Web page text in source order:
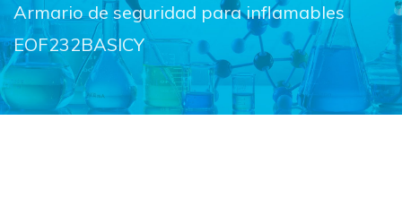
Armario de seguridad para inflamables
EOF232BASICY